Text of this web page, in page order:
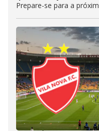
Prepare-se para a